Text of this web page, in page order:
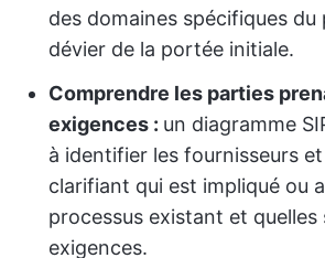
des domaines spécifiques du
dévier de la portée initiale.
Comprendre les parties
exigences : un diagramme
à identifier les fournisseurs
clarifiant qui est impliqué ou
processus existant et quelles
exigences.